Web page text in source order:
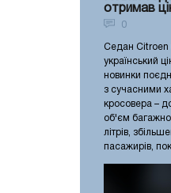
отримав
0
Седан Citroen
український
новинки
з сучасними
кросовера –
об'єм
літрів,
пасажирів,